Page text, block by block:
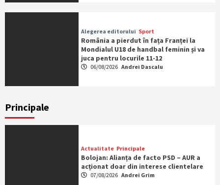
Alegerea editorului Sport
România a pierdut în fața Franței la
Mondialul U18 de handbal feminin și va
juca pentru locurile 11-12
06/08/2026 Andrei Dascalu
Principale
Actualitate Principale
Bolojan: Alianța de facto PSD – AUR a
acționat doar din interese clientelare
07/08/2026 Andrei Grim